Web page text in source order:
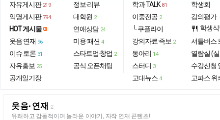
자유게시판 219
익명게시판 794
HOT 게시물
웃음·연재 96
이슈·토론 31
자유홍보 25
공개일기장
정보·리뷰
대학원 2
연애상담 24
미용·패션 4
스타트업·창업 2
공식 오픈채팅
학과 TALK 81
이중전공 2
└ 쿠플라이
강의자료·족보 2
동아리 14
스터디 3
고대뉴스 4
학생회
강의평가
restaurant 학생
셔틀버스
열람실 (
수강신청
고파스 위
웃음·연재 2
유쾌하고 감동적이며 놀라운 이야기, 자작 연재 콘텐츠!